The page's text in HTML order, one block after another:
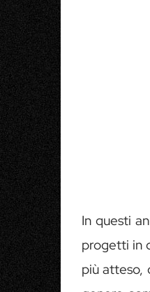
In questi
progetti in
più